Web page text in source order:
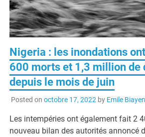
Nigeria : les inondations
600 morts et 1,3 million de
depuis le mois de juin
Posted on octobre 17, 2022 by Emile
Les intempéries ont également fait 2
nouveau bilan des autorités annoncé